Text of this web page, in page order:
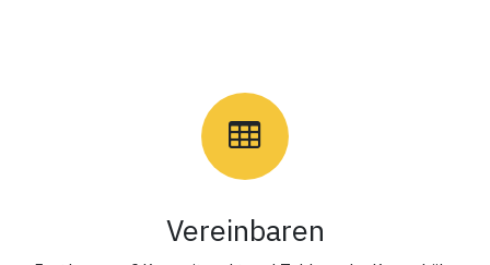
Vereinbaren